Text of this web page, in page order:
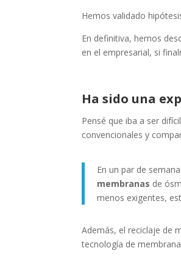
Hemos validado
En definitiva, hemos
en el empresarial, si
Ha sido una
Pensé que iba a ser
convencionales y
En un par de
membranas de
menos exigentes,
Además, el reciclaje de
tecnología de